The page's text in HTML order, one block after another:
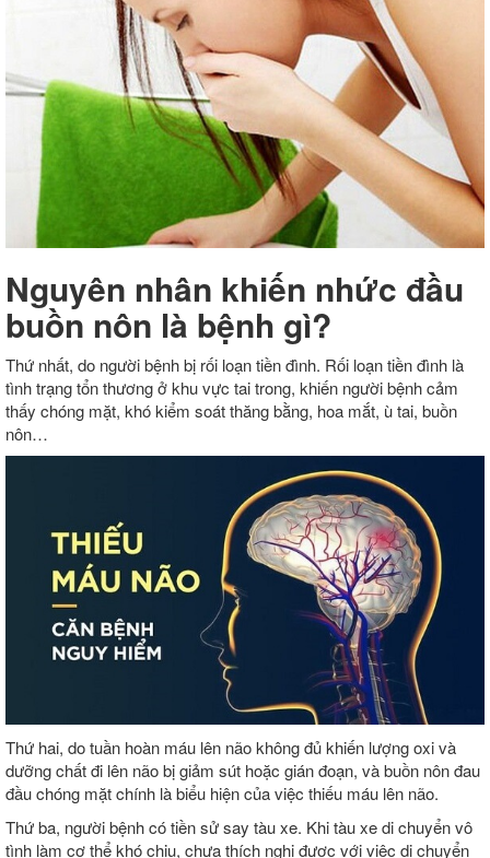
Nguyên nhân khiến nhức đầu
buồn nôn là bệnh gì?
Thứ nhất, do người bệnh bị rối loạn tiền đình. Rối loạn tiền đình là
tình trạng tổn thương ở khu vực tai trong, khiến người bệnh cảm
thấy chóng mặt, khó kiểm soát thăng bằng, hoa mắt, ù tai, buồn
nôn…
Thứ hai, do tuần hoàn máu lên não không đủ khiến lượng oxi và
dưỡng chất đi lên não bị giảm sút hoặc gián đoạn, và buồn nôn đau
đầu chóng mặt chính là biểu hiện của việc thiếu máu lên não.
Thứ ba, người bệnh có tiền sử say tàu xe. Khi tàu xe di chuyển vô
tình làm cơ thể khó chịu, chưa thích nghi được với việc di chuyển